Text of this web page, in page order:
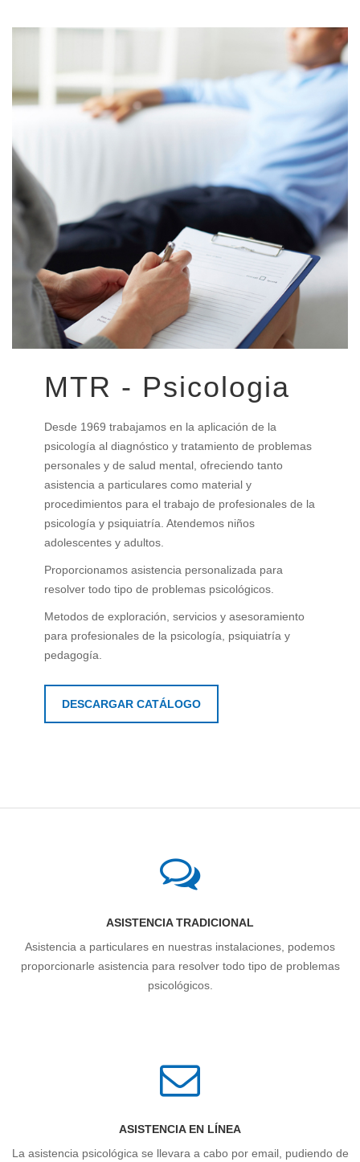
MTR - Psicologia
Desde 1969 trabajamos en la aplicación de la
psicología al diagnóstico y tratamiento de problemas
personales y de salud mental, ofreciendo tanto
asistencia a particulares como material y
procedimientos para el trabajo de profesionales de la
psicología y psiquiatría. Atendemos niños
adolescentes y adultos.
Proporcionamos asistencia personalizada para
resolver todo tipo de problemas psicológicos.
Metodos de exploración, servicios y asesoramiento
para profesionales de la psicología, psiquiatría y
pedagogía.
DESCARGAR CATÁLOGO
ASISTENCIA TRADICIONAL
Asistencia a particulares en nuestras instalaciones, podemos
proporcionarle asistencia para resolver todo tipo de problemas
psicológicos.
ASISTENCIA EN LÍNEA
La asistencia psicológica se llevara a cabo por email, pudiendo de